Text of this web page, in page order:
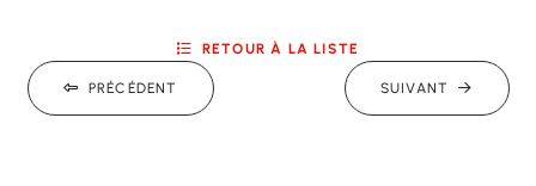
PRÉCÉDENT
RETOUR À LA LISTE
SUIVANT